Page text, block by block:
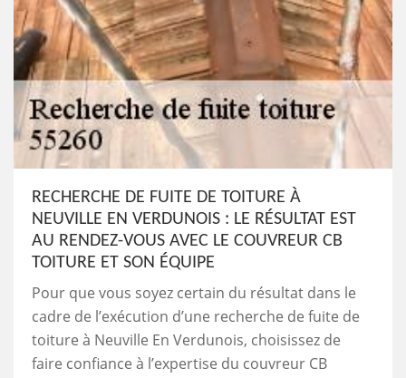
RECHERCHE DE FUITE DE TOITURE À
NEUVILLE EN VERDUNOIS : LE RÉSULTAT EST
AU RENDEZ-VOUS AVEC LE COUVREUR CB
TOITURE ET SON ÉQUIPE
Pour que vous soyez certain du résultat dans le
cadre de l’exécution d’une recherche de fuite de
toiture à Neuville En Verdunois, choisissez de
faire confiance à l’expertise du couvreur CB